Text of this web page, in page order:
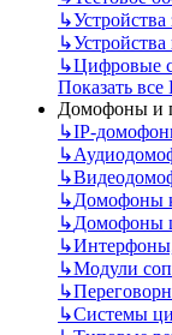
↳
↳
↳Цифровые
Показать
Домофоны и
↳IP-
↳
↳
↳Домофоны
↳Домофоны
↳
↳Модули
↳
↳Системы